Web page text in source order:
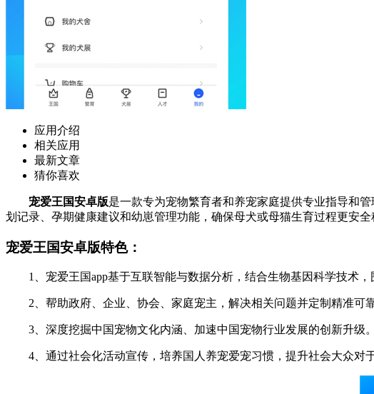
应用介绍
相关应用
最新文章
猜你喜欢
宠爱王国安卓版是一款专为宠物繁育者和养宠家庭提供专业指导和
划记录、孕期健康建议和幼崽管理功能，确保母犬或母猫生育过程更安
宠爱王国安卓版特色：
1、宠爱王国app基于互联智能与数据分析，结合生物基因科学技术，
2、帮助政府、企业、协会、家庭宠主，解决相关问题并定制精准可靠
3、深度挖掘中国宠物文化内涵、加速中国宠物行业发展的创新升级。
4、通过社会化活动宣传，培养国人养宠爱宠习惯，提升社会大众对